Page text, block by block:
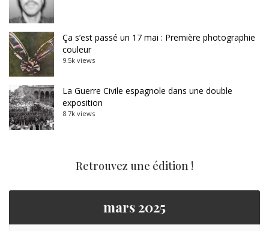
Ça s’est passé un 17 mai : Première photographie
couleur
9.5k views
La Guerre Civile espagnole dans une double
exposition
8.7k views
Retrouvez une édition !
mars 2025